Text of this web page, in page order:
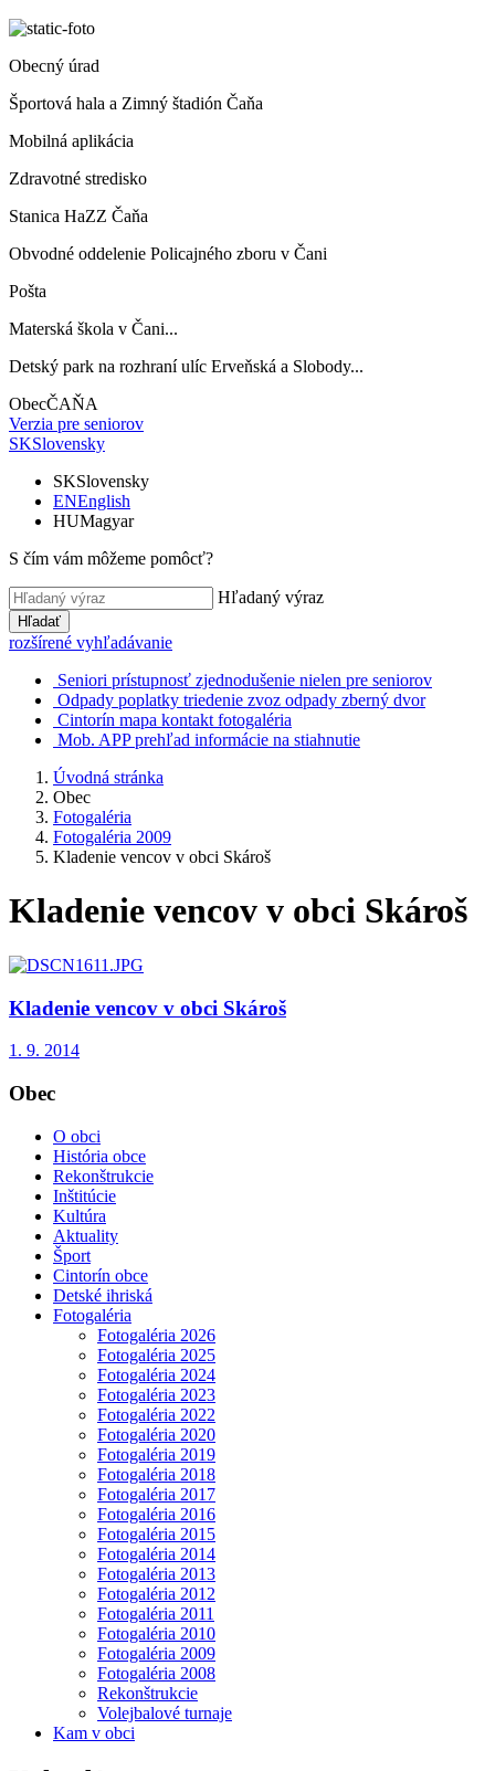
Obecný úrad
Športová hala a Zimný štadión Čaňa
Mobilná aplikácia
Zdravotné stredisko
Stanica HaZZ Čaňa
Obvodné oddelenie Policajného zboru v Čani
Pošta
Materská škola v Čani...
Detský park na rozhraní ulíc Erveňská a Slobody...
ObecČAŇA
Verzia pre seniorov
SKSlovensky
SKSlovensky
ENEnglish
HUMagyar
S čím vám môžeme pomôcť?
Hľadaný výraz
Hľadať
rozšírené vyhľadávanie
Seniori prístupnosť zjednodušenie nielen pre seniorov
Odpady poplatky triedenie zvoz odpady zberný dvor
Cintorín mapa kontakt fotogaléria
Mob. APP prehľad informácie na stiahnutie
Úvodná stránka
Obec
Fotogaléria
Fotogaléria 2009
Kladenie vencov v obci Skároš
Kladenie vencov v obci Skároš
Kladenie vencov v obci Skároš
1. 9. 2014
Obec
O obci
História obce
Rekonštrukcie
Inštitúcie
Kultúra
Aktuality
Šport
Cintorín obce
Detské ihriská
Fotogaléria
Fotogaléria 2026
Fotogaléria 2025
Fotogaléria 2024
Fotogaléria 2023
Fotogaléria 2022
Fotogaléria 2020
Fotogaléria 2019
Fotogaléria 2018
Fotogaléria 2017
Fotogaléria 2016
Fotogaléria 2015
Fotogaléria 2014
Fotogaléria 2013
Fotogaléria 2012
Fotogaléria 2011
Fotogaléria 2010
Fotogaléria 2009
Fotogaléria 2008
Rekonštrukcie
Volejbalové turnaje
Kam v obci